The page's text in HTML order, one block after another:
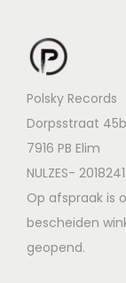
Polsky Records
Dorpsstraat 45b
7916 PB Elim
NULZES-
Op afspraak is
bescheiden
geopend.